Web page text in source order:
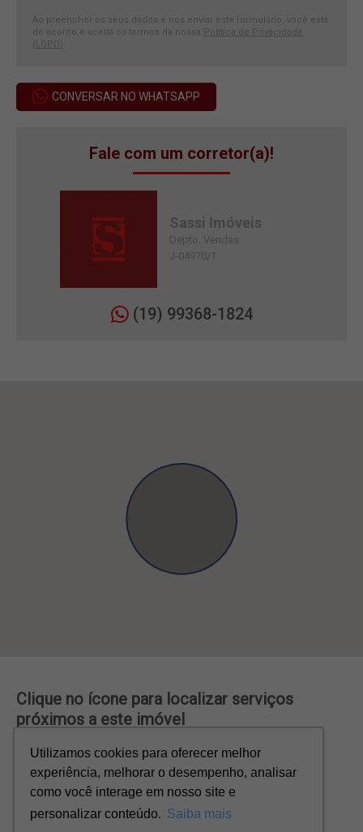
Ao preencher os seus dados e nos enviar este formulário, você está
de acordo e aceita os termos da nossa Política de Privacidade
(LGPD)
CONVERSAR NO WHATSAPP
Fale com um corretor(a)!
Sassi Imóveis
Depto. Vendas
J-04970/1
(19) 99368-1824